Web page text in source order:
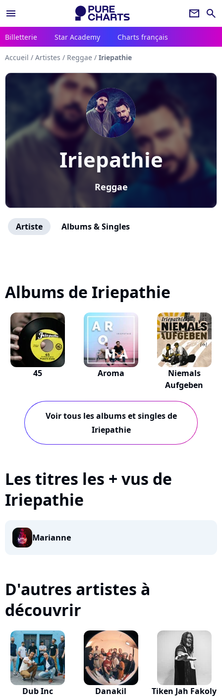
menu newsletter search
Billetterie Star Academy Charts français
Accueil / Artistes / Reggae / Iriepathie
Iriepathie
Reggae
Artiste Albums & Singles
Albums de Iriepathie
45 Aroma
Niemals
Aufgeben
Voir tous les albums et singles de
Iriepathie
Les titres les + vus de
Iriepathie
Marianne
D'autres artistes à
découvrir
Dub Inc Danakil Tiken Jah Fakoly